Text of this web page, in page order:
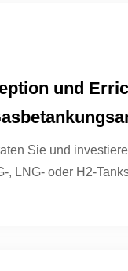
und
Sie und
, LNG- oder H2-